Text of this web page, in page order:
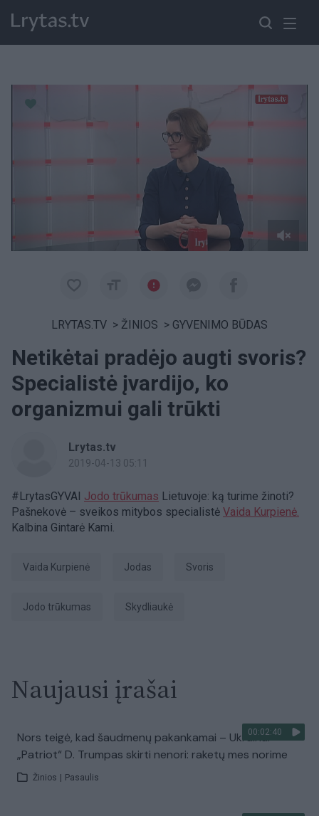
LRYTAS.TV > ŽINIOS > GYVENIMO BŪDAS
Netikėtai pradėjo augti svoris?
Specialistė įvardijo, ko
organizmui gali trūkti
Lrytas.tv
2019-04-13 05:11
#LrytasGYVAI Jodo trūkumas Lietuvoje: ką turime žinoti?
Pašnekovė – sveikos mitybos specialistė Vaida Kurpienė.
Kalbina Gintarė Kami.
Vaida Kurpienė jodas svoris
jodo trūkumas skydliaukė
Naujausi įrašai
00:02:40
Nors teigė, kad šaudmenų pakankamai – Ukrainai
„Patriot“ D. Trumpas skirti nenori: raketų mes norime
Žinios Pasaulis